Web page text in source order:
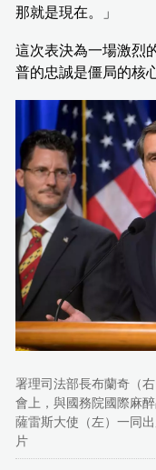
那就是現在。」
這次表決為一場激烈
普的忠誠是僵局的核
署理司法部長布蘭奇（
會上，與國務院國際麻
薩雷斯大使（左）一同
片